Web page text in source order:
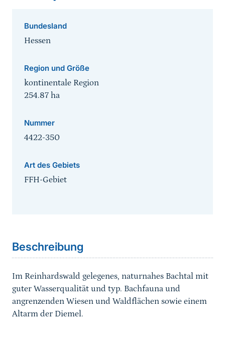
Bundesland
Hessen
Region und Größe
kontinentale Region
254.87 ha
Nummer
4422-350
Art des Gebiets
FFH-Gebiet
Beschreibung
Im Reinhardswald gelegenes, naturnahes Bachtal mit
guter Wasserqualität und typ. Bachfauna und
angrenzenden Wiesen und Waldflächen sowie einem
Altarm der Diemel.